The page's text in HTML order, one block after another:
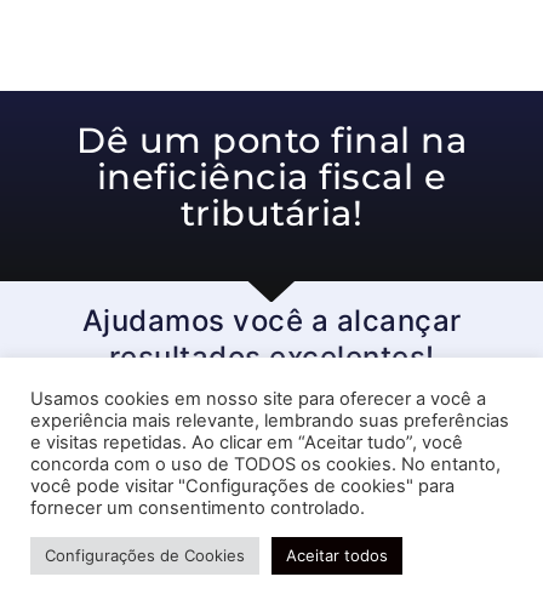
Dê um ponto final na
ineficiência fiscal e
tributária!
Ajudamos você a alcançar
resultados excelentes!
Receber ligação
Usamos cookies em nosso site para oferecer a você a
experiência mais relevante, lembrando suas preferências
e visitas repetidas. Ao clicar em “Aceitar tudo”, você
concorda com o uso de TODOS os cookies. No entanto,
você pode visitar "Configurações de cookies" para
fornecer um consentimento controlado.
Configurações de Cookies Aceitar todos
Precisa de ajuda?